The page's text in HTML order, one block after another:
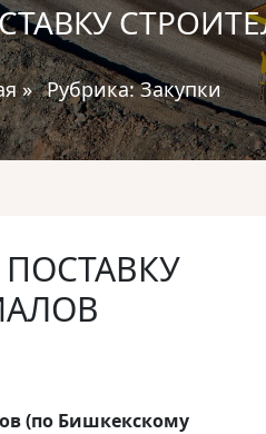
» Рубрика:Закупки
(по Бишкекскому